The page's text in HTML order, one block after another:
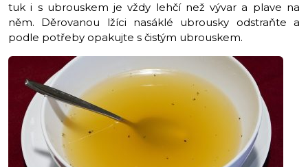
tuk i s ubrouskem je vždy lehčí než vývar a plave na
něm. Děrovanou lžíci nasáklé ubrousky odstraňte a
podle potřeby opakujte s čistým ubrouskem.